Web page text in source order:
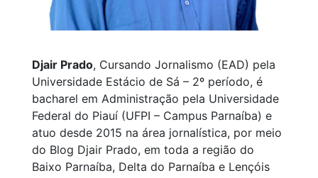
Djair Prado, Cursando Jornalismo (EAD) pela
Universidade Estácio de Sá – 2º período, é
bacharel em Administração pela Universidade
Federal do Piauí (UFPI – Campus Parnaíba) e
atuo desde 2015 na área jornalística, por meio
do Blog Djair Prado, em toda a região do
Baixo Parnaíba, Delta do Parnaíba e Lençóis